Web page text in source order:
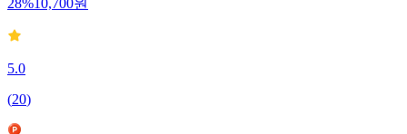
28%10,700원
5.0
(20)